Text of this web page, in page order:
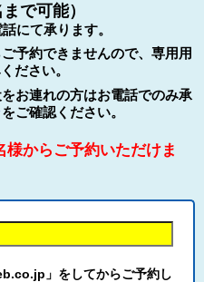
で可能）
にて承ります。
予約できませんので、専用用
ださい。
お連れの方はお電話でのみ承
をご確認ください。
からご予約いただけま
」をしてからご予約し